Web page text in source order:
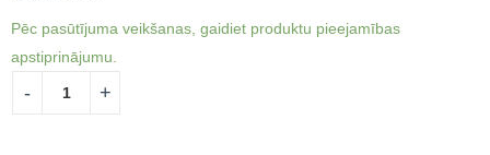
Pēc pasūtījuma veikšanas, gaidiet produktu pieejamības
apstiprinājumu.